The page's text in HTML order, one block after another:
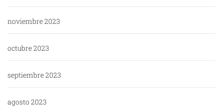
noviembre 2023
octubre 2023
septiembre 2023
agosto 2023